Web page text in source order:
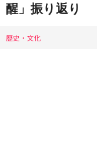
醒」振り返り
歴史・文化